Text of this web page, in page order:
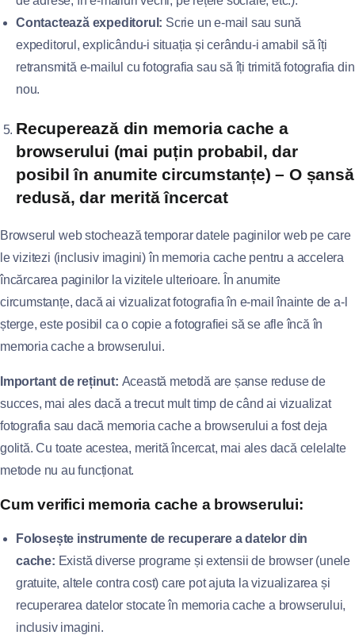
Contactează expeditorul: Scrie un e-mail sau sună
expeditorul, explicându-i situația și cerându-i amabil să îți
retransmită e-mailul cu fotografia sau să îți trimită fotografia din
nou.
Recuperează din memoria cache a
browserului (mai puțin probabil, dar
posibil în anumite circumstanțe) – O șansă
redusă, dar merită încercat
Browserul web stochează temporar datele paginilor web pe care
le vizitezi (inclusiv imagini) în memoria cache pentru a accelera
încărcarea paginilor la vizitele ulterioare. În anumite
circumstanțe, dacă ai vizualizat fotografia în e-mail înainte de a-l
șterge, este posibil ca o copie a fotografiei să se afle încă în
memoria cache a browserului.
Important de reținut: Această metodă are șanse reduse de
succes, mai ales dacă a trecut mult timp de când ai vizualizat
fotografia sau dacă memoria cache a browserului a fost deja
golită. Cu toate acestea, merită încercat, mai ales dacă celelalte
metode nu au funcționat.
Cum verifici memoria cache a browserului:
Folosește instrumente de recuperare a datelor din
cache: Există diverse programe și extensii de browser (unele
gratuite, altele contra cost) care pot ajuta la vizualizarea și
recuperarea datelor stocate în memoria cache a browserului,
inclusiv imagini.